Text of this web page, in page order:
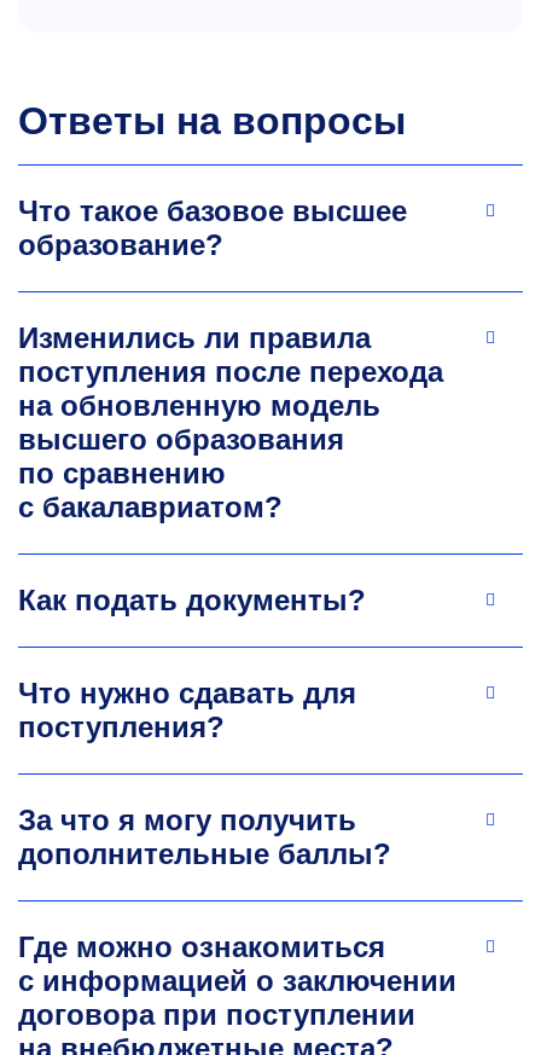
Ответы на вопросы
Что такое базовое высшее
образование?
Изменились ли правила
поступления после перехода
на обновленную модель
высшего образования
по сравнению
с бакалавриатом?
Как подать документы?
Что нужно сдавать для
поступления?
За что я могу получить
дополнительные баллы?
Где можно ознакомиться
с информацией о заключении
договора при поступлении
на внебюджетные места?